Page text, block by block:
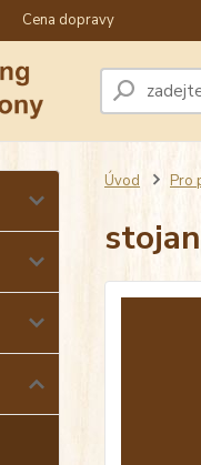
Cena dopravy
Úvod Pro